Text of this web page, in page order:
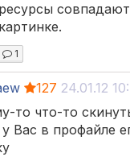
1
127 24.01.12
то что-то
Вас в профайле